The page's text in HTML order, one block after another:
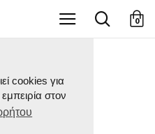
cookies για
στον
X
0